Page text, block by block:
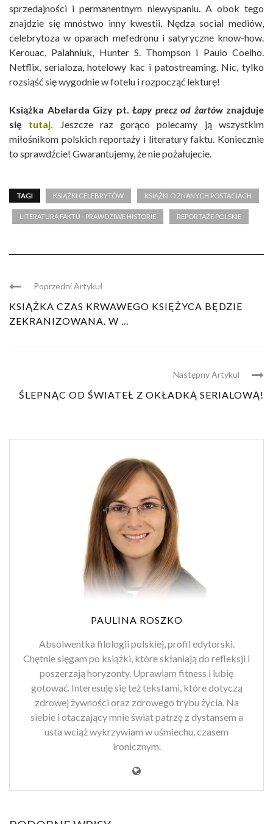
sprzedajności i permanentnym niewyspaniu. A obok tego
znajdzie się mnóstwo inny kwestii. Nędza social mediów,
celebrytoza w oparach mefedronu i satyryczne know-how.
Kerouac, Palahniuk, Hunter S. Thompson i Paulo Coelho.
Netflix, serialoza, hotelowy kac i patostreaming. Nic, tylko
rozsiąść się wygodnie w fotelu i rozpocząć lekturę!
Książka Abelarda Gizy pt. Łapy precz od żartówznajduje
się tutaj.
Jeszcze raz gorąco polecamy ją wszystkim
miłośnikom polskich reportaży i literatury faktu. Koniecznie
to sprawdźcie! Gwarantujemy, że nie pożałujecie.
TAGI KSIĄŻKI CELEBRYTÓW KSIĄŻKI O ZNANYCH POSTACIACH
LITERATURA FAKTU - PRAWDZIWE HISTORIE REPORTAŻE POLSKIE
Poprzedni Artykuł
KSIĄŻKA CZAS KRWAWEGO KSIĘŻYCA BĘDZIE
ZEKRANIZOWANA. W ...
Następny Artykul
ŚLEPNĄC OD ŚWIATEŁ Z OKŁADKĄ SERIALOWĄ!
PAULINA ROSZKO
Absolwentka filologii polskiej, profil edytorski.
Chętnie sięgam po książki, które skłaniają do refleksji i
poszerzają horyzonty. Uprawiam fitness i lubię
gotować. Interesuję się też tekstami, które dotyczą
zdrowej żywności oraz zdrowego trybu życia. Na
siebie i otaczający mnie świat patrzę z dystansem a
usta wciąż wykrzywiam w uśmiechu, czasem
ironicznym.